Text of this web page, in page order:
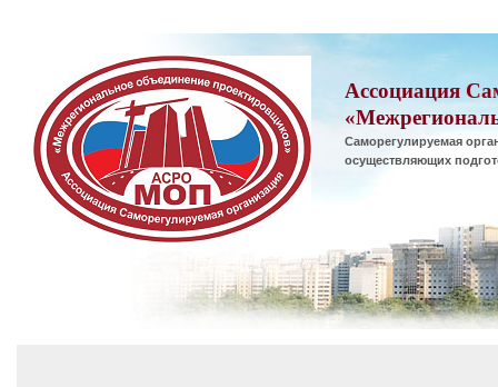
Ассоциация
Саморегулируемая
осуществляющих